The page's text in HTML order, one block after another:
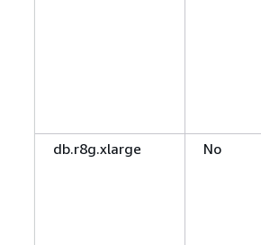
db.r8g.xlarge
No